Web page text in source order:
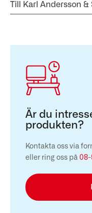
Till Karl Andersson
Är du
produkten?
Kontakta oss via
eller ring oss på 08-